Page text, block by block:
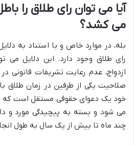
آیا می توان رای طلاق را
می کشد؟
بله، در موارد خاص و با استناد به
رای طلاق وجود دارد. این دلایل می
ازدواج، عدم رعایت تشریفات قانونی
صلاحیت یکی از طرفین در زمان طلاق
خود یک دعوای حقوقی مستقل است که از
می شود و بسته به پیچیدگی مورد و
چند ماه تا بیش از یک سال به طول